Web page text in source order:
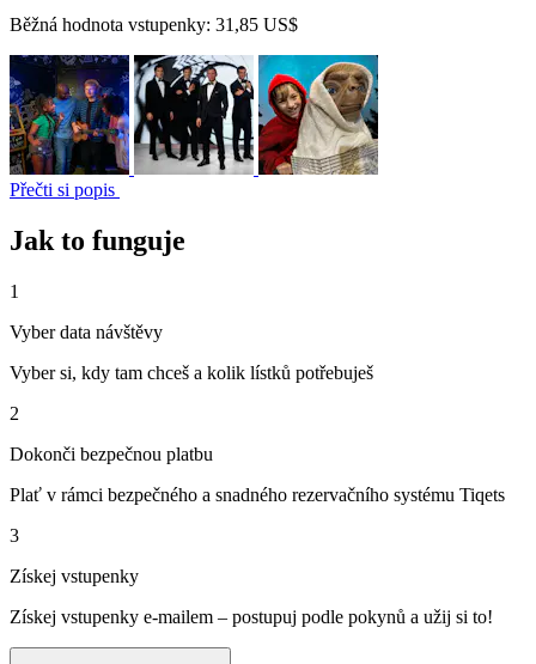
Běžná hodnota vstupenky: 31,85 US$
Přečti si popis
Jak to funguje
1
Vyber data návštěvy
Vyber si, kdy tam chceš a kolik lístků potřebuješ
2
Dokonči bezpečnou platbu
Plať v rámci bezpečného a snadného rezervačního systému Tiqets
3
Získej vstupenky
Získej vstupenky e-mailem – postupuj podle pokynů a užij si to!